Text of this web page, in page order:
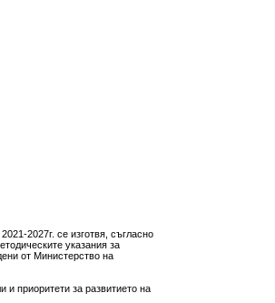
2027г. се изготвя, съгласно
указания за
от Министерство на
приоритети за развитието на